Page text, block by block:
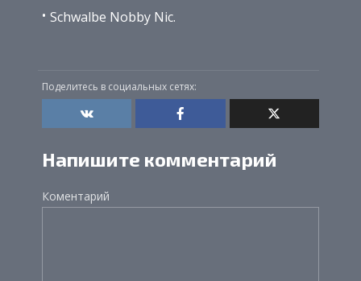
Schwalbe Nobby Nic.
Поделитесь в социальных сетях:
Напишите комментарий
Коментарий